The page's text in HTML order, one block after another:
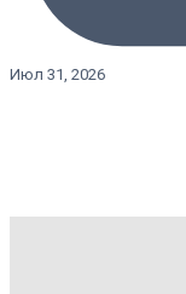
Июл 31, 2026